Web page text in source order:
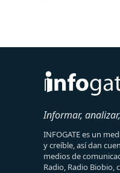
Informar,
INFOGATE es un
y creíble, así dan
medios de
Radio, Radio Biobio,